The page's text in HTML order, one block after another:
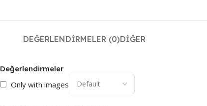
DEĞERLENDIRMELER (0)DIĞER
Değerlendirmeler
Only with images